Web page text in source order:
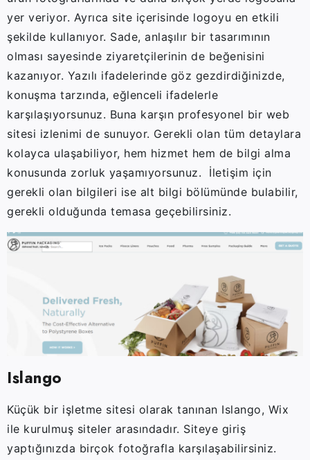
yer veriyor. Ayrıca site içerisinde logoyu en etkili
şekilde kullanıyor. Sade, anlaşılır bir tasarımının
olması sayesinde ziyaretçilerinin de beğenisini
kazanıyor. Yazılı ifadelerinde göz gezdirdiğinizde,
konuşma tarzında, eğlenceli ifadelerle
karşılaşıyorsunuz. Buna karşın profesyonel bir web
sitesi izlenimi de sunuyor. Gerekli olan tüm detaylara
kolayca ulaşabiliyor, hem hizmet hem de bilgi alma
konusunda zorluk yaşamıyorsunuz. İletişim için
gerekli olan bilgileri ise alt bilgi bölümünde bulabilir,
gerekli olduğunda temasa geçebilirsiniz.
Islango
Küçük bir işletme sitesi olarak tanınan Islango, Wix
ile kurulmuş siteler arasındadır. Siteye giriş
yaptığınızda birçok fotoğrafla karşılaşabilirsiniz.